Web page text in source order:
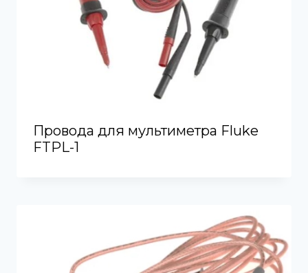
Провода для мультиметра Fluke
FTPL-1